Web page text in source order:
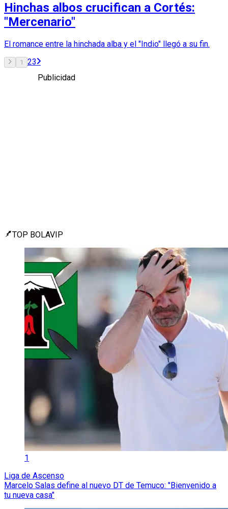
Hinchas albos crucifican a Cortés:
"Mercenario"
El romance entre la hinchada alba y el "Indio" llegó a su fin.
1 23
Publicidad
TOP BOLAVIP
1
Liga de Ascenso
Marcelo Salas define al nuevo DT de Temuco: "Bienvenido a
tu nueva casa"